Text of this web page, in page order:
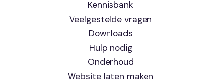
Kennisbank
Veelgestelde vragen
Downloads
Hulp nodig
Onderhoud
Website laten maken